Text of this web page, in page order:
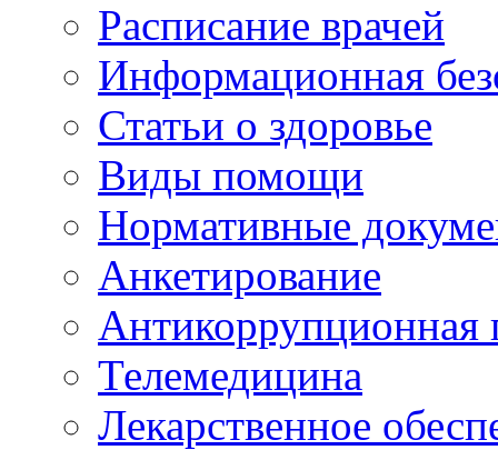
Расписание врачей
Информационная
Статьи о здоровье
Виды помощи
Нормативные
Анкетирование
Антикоррупционная
Телемедицина
Лекарственное